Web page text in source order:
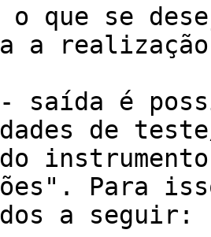
que se
a
saída é
de
do
Para
a seguir: